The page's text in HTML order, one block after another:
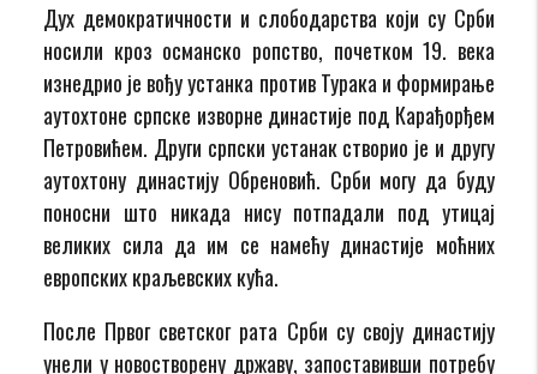
Дух демократичности и слободарства који су Срби
носили кроз османско ропство, почетком 19. века
изнедрио је вођу устанка против Турака и формирање
аутохтоне српске изворне династије под Карађорђем
Петровићем. Други српски устанак створио је и другу
аутохтону династију Обреновић. Срби могу да буду
поносни што никада нису потпадали под утицај
великих сила да им се намећу династије моћних
европских краљевских кућа.
После Првог светског рата Срби су своју династију
унели у новостворену државу, запоставивши потребу